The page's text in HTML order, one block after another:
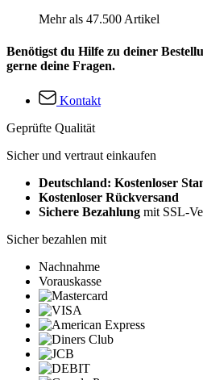
Mehr als 47.500 Artikel
Benötigst du Hilfe zu deiner
gerne deine Fragen.
Kontakt
Geprüfte Qualität
Sicher und vertraut einkaufen
Deutschland: Kostenloser
Kostenloser Rückversand
Sichere Bezahlung mit SSL-
Sicher bezahlen mit
Nachnahme
Vorauskasse